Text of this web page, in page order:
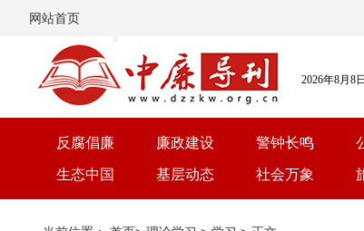
网站首页
2026年8月8
反腐倡廉 廉政建设 警钟长鸣
生态中国 基层动态 社会万象